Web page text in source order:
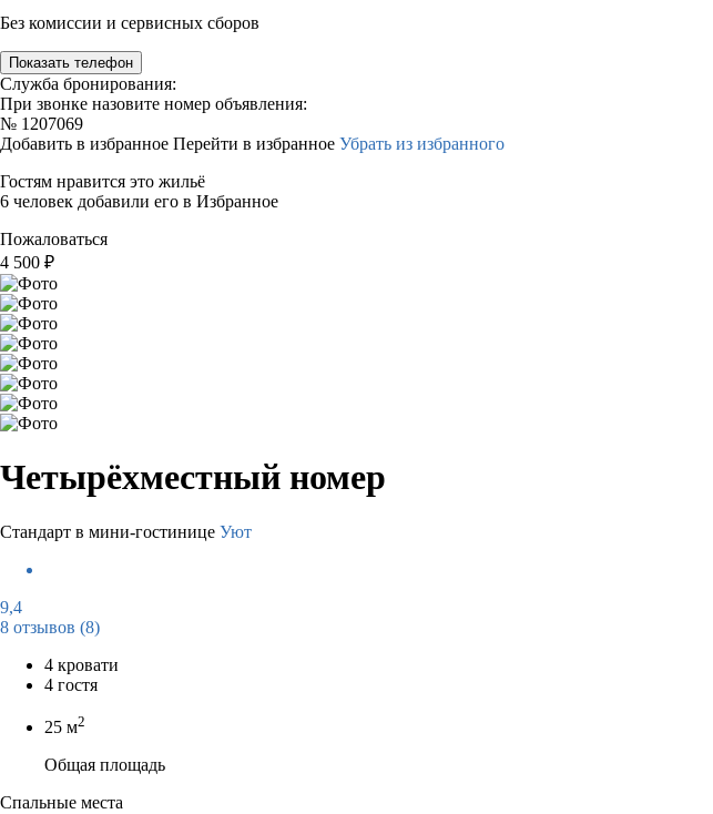
Без комиссии и сервисных сборов
Показать телефон
Служба бронирования:
При звонке назовите номер объявления:
№ 1207069
Добавить в избранное Перейти в избранное Убрать из избранного
Гостям нравится это жильё
6 человек добавили его в Избранное
Пожаловаться
4 500 ₽
Четырёхместный номер
Стандарт в мини-гостинице Уют
9,4
8 отзывов (8)
4 кровати
4 гостя
25 м2
Общая площадь
Спальные места